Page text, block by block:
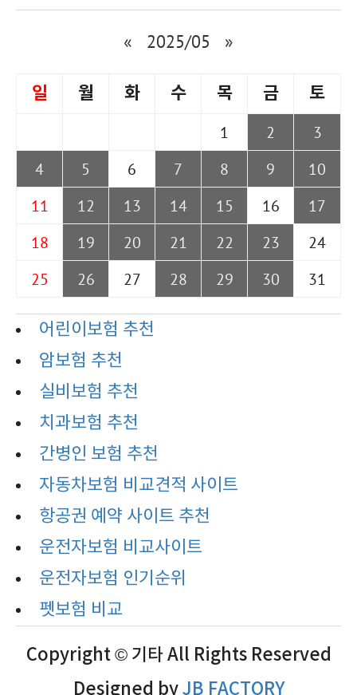
« 2025/05 »
일 월 화 수 목 금 토
1 2
3
4
5 6 7 8 9
10
11
12 13 14 15 16
17
18
19 20 21 22 23
24
25
26 27 28 29 30 31
어린이보험 추천
암보험 추천
실비보험 추천
치과보험 추천
간병인 보험 추천
자동차보험 비교견적 사이트
항공권 예약 사이트 추천
운전자보험 비교사이트
운전자보험 인기순위
펫보험 비교
Copyright © 기타 All Rights Reserved
Designed byJB FACTORY